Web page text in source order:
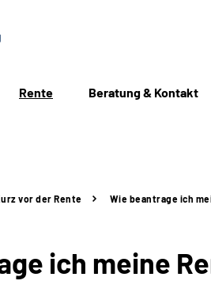
Rente Beratung & Kontakt
vor der Rente Wie beantrage ich
ich meine